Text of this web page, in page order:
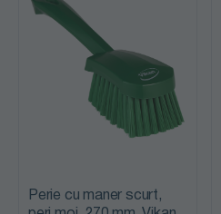
Perie cu maner scurt,